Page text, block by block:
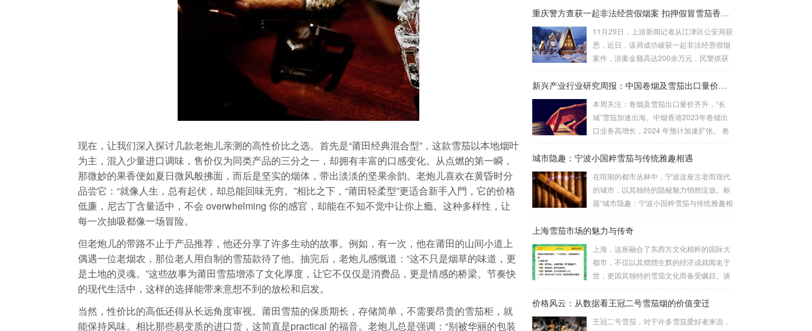
现在，让我们深入探讨几款老炮儿亲测的高性价比之选。首先是“莆田经典混合型”，这款雪茄以本地烟叶
为主，混入少量进口调味，售价仅为同类产品的三分之一，却拥有丰富的口感变化。从点燃的第一瞬，
那微妙的果香便如夏日微风般拂面，而后是坚实的烟体，带出淡淡的坚果余韵。老炮儿喜欢在黄昏时分
品尝它：“就像人生，总有起伏，却总能回味无穷。”相比之下，“莆田轻柔型”更适合新手入門，它的价格
低廉，尼古丁含量适中，不会 overwhelming 你的感官，却能在不知不觉中让你上瘾。这种多样性，让
每一次抽吸都像一场冒险。
但老炮儿的带路不止于产品推荐，他还分享了许多生动的故事。例如，有一次，他在莆田的山间小道上
偶遇一位老烟农，那位老人用自制的雪茄款待了他。抽完后，老炮儿感慨道：“这不只是烟草的味道，更
是土地的灵魂。”这些故事为莆田雪茄增添了文化厚度，让它不仅仅是消费品，更是情感的桥梁。节奏快
的现代生活中，这样的选择能带来意想不到的放松和启发。
当然，性价比的高低还得从长远角度审视。莆田雪茄的保质期长，存储简单，不需要昂贵的雪茄柜，就
能保持风味。相比那些易变质的进口货，这简直是practical 的福音。老炮儿总是强调：“别被华丽的包装
重庆警方查获一起非法经营假烟案 扣押假冒雪茄香烟4000余支
11月29日，上游新闻记者从江津区公安局获
悉，近日，该局成功破获一起非法经营假烟
案件，涉案金额高达200余万元，民警抓获
真的假冒雪茄香烟4000余支。警方在嫌疑人
东城派出所民警近日在工作中发现，石蟆镇
居民刘某非法贩卖假烟。经过缜密侦查、深
入分析，民警研判出刘某的落脚点。9月19
烟草专卖局将刘某抓获，当场扣押假冒某品
牌雪茄假烟26支。 据烟草专业人员表示，
该批某...
新兴产业行业研究周报：中国卷烟及雪茄出口量价齐升 建议关注中烟香港
本周关注：卷烟及雪茄出口量价齐升，“长
城”雪茄加速出海。中烟香港2023年卷烟出
口业务高增长，2024 年预计加速扩张。 卷
海 卷烟：根据中国海关总署数据，2024 年
为2178.3 万美元，同比增长33.5%，出口量
为20.0 亿支，同比增加12.0%，平均出口价
格比2023 年同期上升19.2%，从9.14 美元/
国海关总署数据，2023 年...
城市隐趣：宁波小国粹雪茄与传统雅趣相遇
在喧闹的都市丛林中，宁波这座古老而现代
的城市，以其独特的隐秘魅力悄然绽放。标
题“城市隐趣：宁波小国粹雪茄与传统雅趣相
这里，“小国粹雪茄”并非简单的烟草制品，
匠心与传统的精致之物。它与古老的雅趣
——如茶道、书法的宁静——不期而遇，碰
撞出意想不到的火花。想象一下，霓虹灯
仅仅是抽烟，而是对城市脉动的低语，对历
史的致敬。 宁波的小国粹雪茄，源于上世纪
上海雪茄市场的魅力与传奇
上海，这座融合了东西方文化精粹的国际大
都市，不仅以其熠熠生辉的经济成就闻名于
世，更因其独特的雪茄文化而备受瞩目。谈
种历经岁月洗礼、蝉鸣与霓虹交织的夜晚，
历史与现代、喧嚣与静谧交错的丰富画卷。
价格风云：从数据看王冠二号雪茄烟的价值变迁
王冠二号雪茄，对于许多雪茄爱好者来说，